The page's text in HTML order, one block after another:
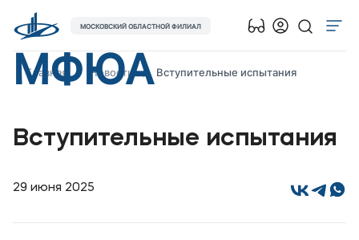
МФЮА
МОСКОВСКИЙ ОБЛАСТНОЙ ФИЛИАЛ
Об университете
Поступающим
Главная Новости Вступительные испытания
Вступительные испытания
29 июня 2025